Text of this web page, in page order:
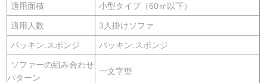
適用面積 小型タイプ（60㎡以下）
適用人数 3人掛けソファ
パッキン:スポンジ パッキン:スポンジ
ソファーの組み合わせ
パターン
一文字型